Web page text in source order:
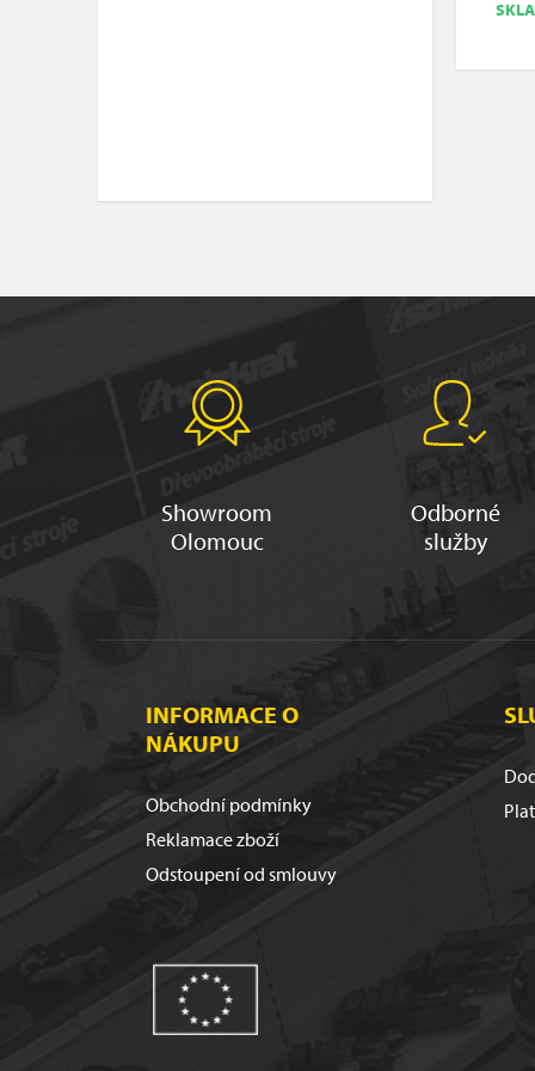
Showroom
Olomouc
Odborné
služby
INFORMACE O
NÁKUPU
Obchodní podmínky
Reklamace zboží
Odstoupení od smlouvy